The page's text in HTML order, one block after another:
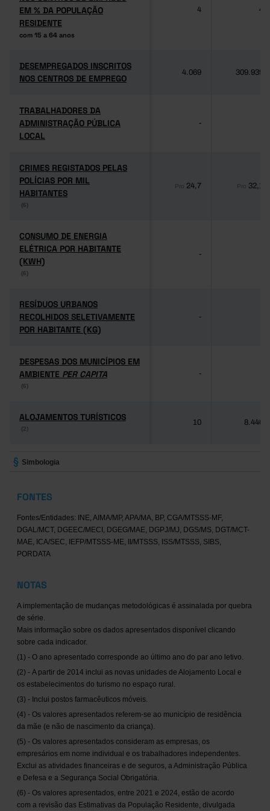
EM % DA POPULAÇÃO
RESIDENTE
com 15 a 64 anos
EM % DA POPULAÇÃO
RESIDENTE
com 15 a 64 anos
4 4
DESEMPREGADOS INSCRITOS
NOS CENTROS DE EMPREGO
DESEMPREGADOS INSCRITOS
NOS CENTROS DE EMPREGO
4.069 309.939
TRABALHADORES DA
ADMINISTRAÇÃO PÚBLICA
LOCAL
TRABALHADORES DA
ADMINISTRAÇÃO PÚBLICA
LOCAL
-
CRIMES REGISTADOS PELAS
POLÍCIAS POR MIL
HABITANTES
(6)
CRIMES REGISTADOS PELAS
POLÍCIAS POR MIL
HABITANTES
(6)
Pro 24,7 Pro 32,1
CONSUMO DE ENERGIA
ELÉTRICA POR HABITANTE
(KWH)
(6)
CONSUMO DE ENERGIA
ELÉTRICA POR HABITANTE
(KWH)
(6)
-
RESÍDUOS URBANOS
RECOLHIDOS SELETIVAMENTE
POR HABITANTE (KG)
RESÍDUOS URBANOS
RECOLHIDOS SELETIVAMENTE
POR HABITANTE (KG)
-
DESPESAS DOS MUNICÍPIOS EM
AMBIENTE PER CAPITA
(6)
DESPESAS DOS MUNICÍPIOS EM
AMBIENTE PER CAPITA
(6)
-
ALOJAMENTOS TURÍSTICOS
(2)
ALOJAMENTOS TURÍSTICOS
(2)
10 8.446
Simbologia
FONTES
Fontes/Entidades: INE, AIMA/MP, APA/MA, BP, CGA/MTSSS-MF,
DGAL/MCT, DGEEC/MECI, DGEG/MAE, DGPJ/MJ, DGS/MS, DGT/MCT-
MAE, ICA/SEC, IEFP/MTSSS-ME, II/MTSSS, ISS/MTSSS, SIBS,
PORDATA
NOTAS
A implementação de mudanças metodológicas é assinalada por quebra
de série.
Mais informação sobre os dados apresentados disponível clicando
sobre cada indicador.
(1) - O ano apresentado corresponde ao último ano do par ano letivo.
(2) - A partir de 2014 inclui as novas unidades de Alojamento Local e
os estabelecimentos do turismo no espaço rural.
(3) - Inclui postos farmacêuticos móveis.
(4) - Os valores apresentados referem-se ao município de residência
da mãe (e não de nascimento da criança).
(5) - Os valores apresentados consideram as empresas, os
empresários em nome individual e os trabalhadores independentes.
Exclui as atividades financeiras e de seguros, a Administração Pública
e Defesa e a Segurança Social Obrigatória.
(6) - Os valores apresentados, entre 2021 e 2024, estão de acordo
com a revisão das Estimativas da População Residente, divulgada